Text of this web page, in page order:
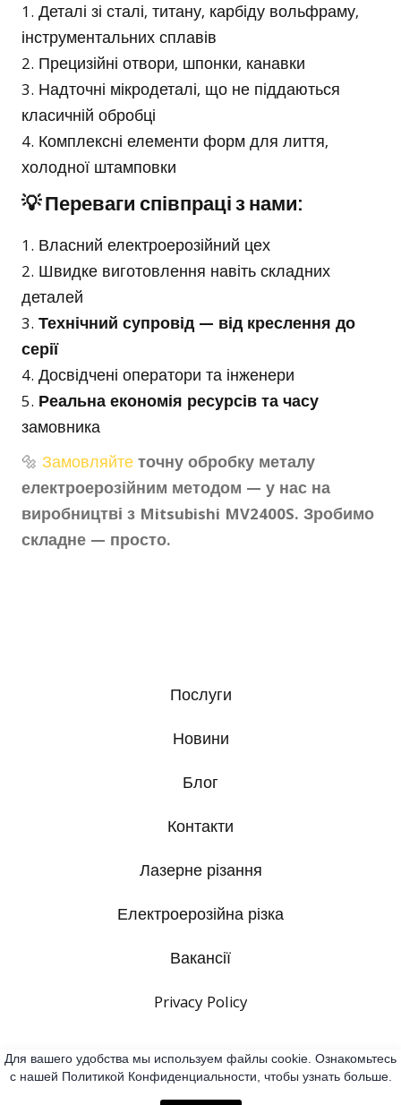
Деталі зі сталі, титану, карбіду вольфраму,
інструментальних сплавів
Прецизійні отвори, шпонки, канавки
Надточні мікродеталі, що не піддаються
класичній обробці
Комплексні елементи форм для лиття,
холодної штамповки
💡 Переваги співпраці з нами:
Власний електроерозійний цех
Швидке виготовлення навіть складних
деталей
Технічний супровід — від креслення до
серії
Досвідчені оператори та інженери
Реальна економія ресурсів та часу
замовника
🔩 Замовляйтеточну обробку металу
електроерозійним методом — у нас на
виробництві з Mitsubishi MV2400S. Зробимо
складне — просто.
Послуги
Новини
Блог
Контакти
Лазерне різання
Електроерозійна різка
Вакансії
Privacy Policy
Стеж за нами в соціальних мережах
Для вашего удобства мы используем файлы cookie. Ознакомьтесь
с нашей Политикой Конфиденциальности, чтобы узнать больше.